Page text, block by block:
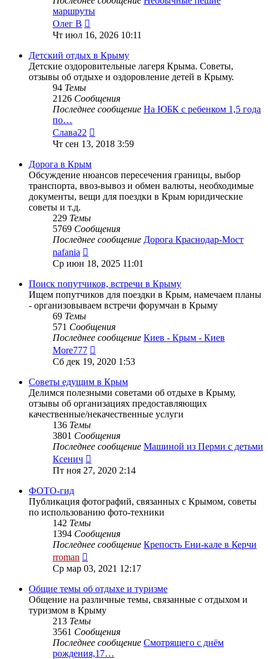
маршруты
Олег В
к
последнему
сообщению
Чт июл 16, 2026 10:11
Детский отдых в Крыму
Детские оздоровительные лагеря Крыма. Советы,
отзывы об отдыхе и оздоровление детей в Крыму.
94 Темы
2126 Сообщения
Последнее сообщение На ЮБК с ребенком 1,5 года
по…
Слава22
к
Чт сен 13, 2018 3:59
Дорога в Крым
Обсуждение нюансов пересечения границы, выбор
транспорта, ввоз-вывоз и обмен валюты, необходимые
документы, вещи для поездки в Крым юридические
советы и т.д.
229 Темы
5769 Сообщения
Последнее сообщение Дорога Краснодар-Мост
nafania
к
последнему
сообщению
Ср июн 18, 2025 11:01
Поиск попутчиков, встречи в Крыму
Ищем попутчиков для поездки в Крым, намечаем планы
- организовываем встречи форумчан в Крыму
69 Темы
571 Сообщения
Последнее сообщение Киев - Крым - Киев
More777
к
сообщению
Сб дек 19, 2020 1:53
Советы едущим в Крым
Делимся полезными советами об отдыхе в Крыму,
отзывы об организациях предоставляющих
качественные/некачественные услуги
136 Темы
3801 Сообщения
Последнее сообщение Машиной из Перми с детьми
Ксенич
к
последнему
Пт ноя 27, 2020 2:14
ФОТО-гид
Публикация фотографий, связанных с Крымом, советы
по использованию фото-техники
142 Темы
1394 Сообщения
Последнее сообщение Крепость Ени-кале в Керчи
rroman
к
последнему
сообщению
Ср мар 03, 2021 12:17
Общие темы об отдыхе и туризме
Общение на различные темы, связанные с отдыхом и
туризмом в Крыму
213 Темы
3561 Сообщения
Последнее сообщение Смотрящего с днём
рождения,17…